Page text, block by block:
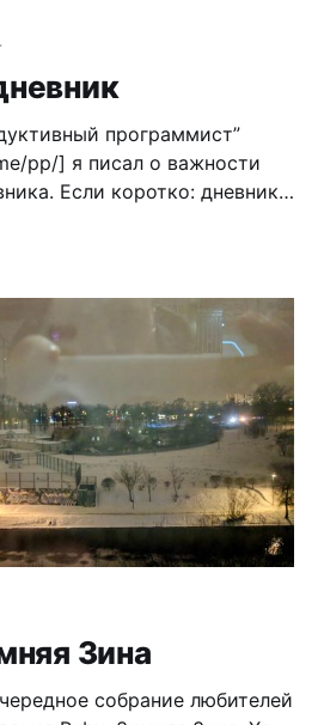
и новые операционные
когда нужно было
программист”
pp/] я писал о важности
Если коротко: дневник
хотелось сделать сразу всё
статей пишут
Зина
собрание любителей